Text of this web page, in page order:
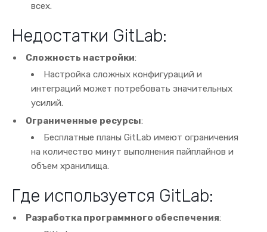
всех.
Недостатки GitLab:
Сложность настройки:
Настройка сложных конфигураций и
интеграций может потребовать значительных
усилий.
Ограниченные ресурсы:
Бесплатные планы GitLab имеют ограничения
на количество минут выполнения пайплайнов и
объем хранилища.
Где используется GitLab:
Разработка программного обеспечения: